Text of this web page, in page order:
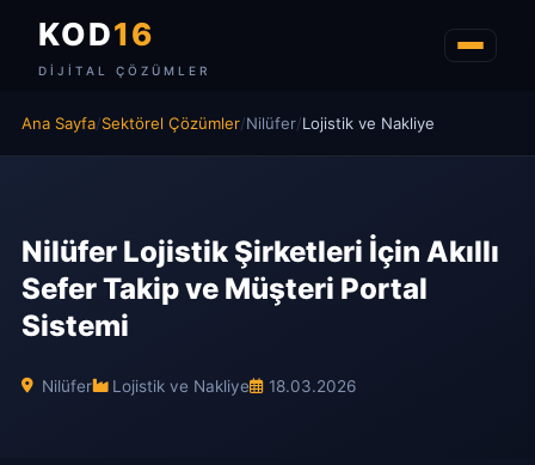
KOD16
DIJITAL ÇÖZÜMLER
Ana Sayfa/Sektörel Çözümler/Nilüfer/Lojistik ve Nakliye
Nilüfer Lojistik Şirketleri İçin Akıllı
Sefer Takip ve Müşteri Portal
Sistemi
Nilüfer Lojistik ve Nakliye 18.03.2026